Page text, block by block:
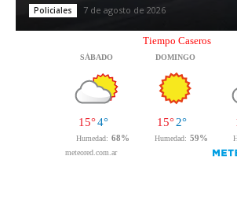
Policiales 7 de agosto de 2026